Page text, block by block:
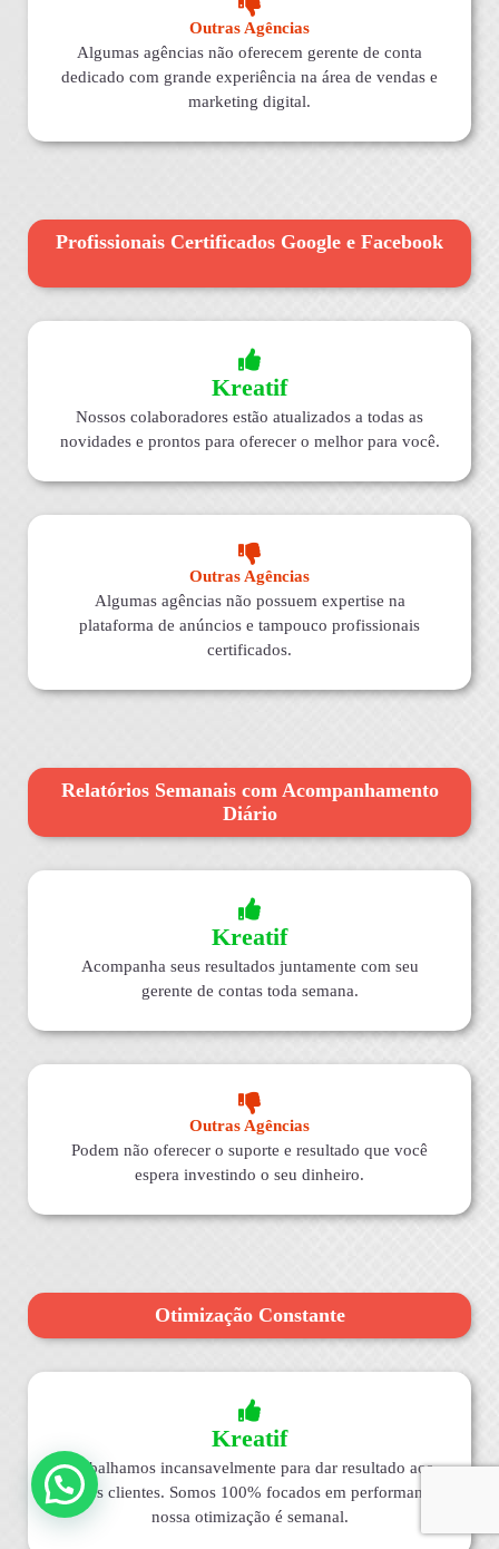
Outras Agências
Algumas agências não oferecem gerente de conta
dedicado com grande experiência na área de vendas e
marketing digital.
Profissionais Certificados Google e Facebook
Kreatif
Nossos colaboradores estão atualizados a todas as
novidades e prontos para oferecer o melhor para você.
Outras Agências
Algumas agências não possuem expertise na
plataforma de anúncios e tampouco profissionais
certificados.
Relatórios Semanais com Acompanhamento
Diário
Kreatif
Acompanha seus resultados juntamente com seu
gerente de contas toda semana.
Outras Agências
Podem não oferecer o suporte e resultado que você
espera investindo o seu dinheiro.
Otimização Constante
Kreatif
Trabalhamos incansavelmente para dar resultado aos
nossos clientes. Somos 100% focados em performance,
nossa otimização é semanal.